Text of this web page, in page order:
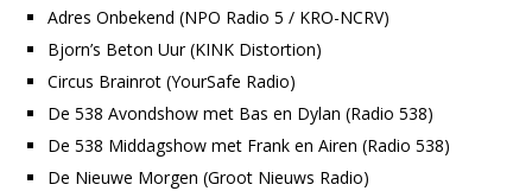
Adres Onbekend (NPO Radio 5 / KRO-NCRV)
Bjorn’s Beton Uur (KINK Distortion)
Circus Brainrot (YourSafe Radio)
De 538 Avondshow met Bas en Dylan (Radio 538)
De 538 Middagshow met Frank en Airen (Radio 538)
De Nieuwe Morgen (Groot Nieuws Radio)